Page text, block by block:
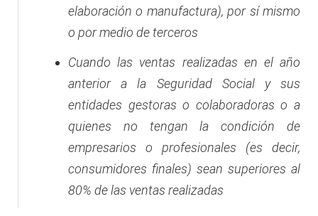
elaboración o manufactura), por sí mismo
o por medio de terceros
Cuando las ventas realizadas en el año
anterior a la Seguridad Social y sus
entidades gestoras o colaboradoras o a
quienes no tengan la condición de
empresarios o profesionales (es decir,
consumidores finales) sean superiores al
80% de las ventas realizadas